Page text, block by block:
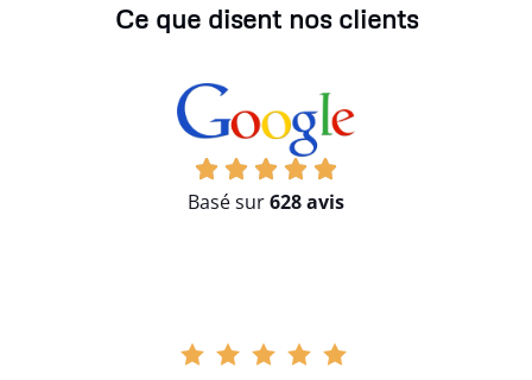
Ce que disent nos clients
Basé sur628 avis